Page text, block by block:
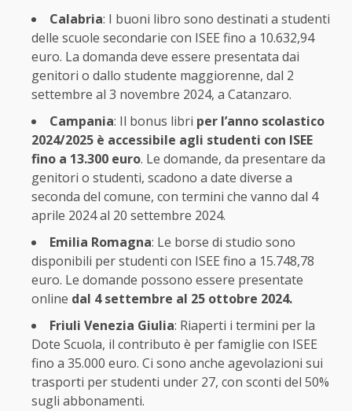
Calabria: I buoni libro sono destinati a studenti
delle scuole secondarie con ISEE fino a 10.632,94
euro. La domanda deve essere presentata dai
genitori o dallo studente maggiorenne, dal 2
settembre al 3 novembre 2024, a Catanzaro.
Campania: Il bonus libri per l’anno scolastico
2024/2025 è accessibile agli studenti con ISEE
fino a 13.300 euro. Le domande, da presentare da
genitori o studenti, scadono a date diverse a
seconda del comune, con termini che vanno dal 4
aprile 2024 al 20 settembre 2024.
Emilia Romagna: Le borse di studio sono
disponibili per studenti con ISEE fino a 15.748,78
euro. Le domande possono essere presentate
online dal 4 settembre al 25 ottobre 2024.
Friuli Venezia Giulia: Riaperti i termini per la
Dote Scuola, il contributo è per famiglie con ISEE
fino a 35.000 euro. Ci sono anche agevolazioni sui
trasporti per studenti under 27, con sconti del 50%
sugli abbonamenti.